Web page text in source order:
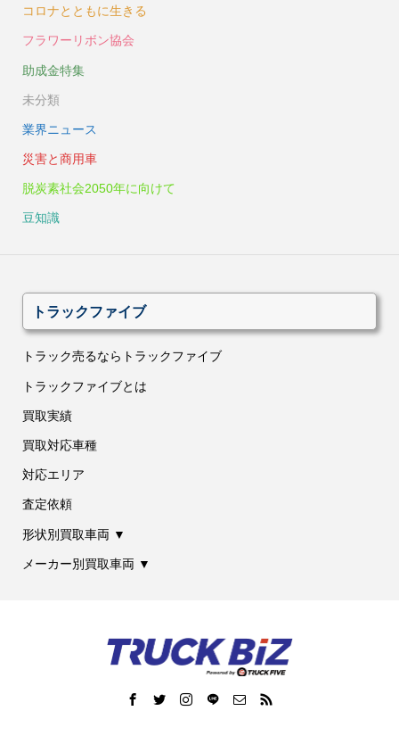
コロナとともに生きる
フラワーリボン協会
助成金特集
未分類
業界ニュース
災害と商用車
脱炭素社会2050年に向けて
豆知識
トラックファイブ
トラック売るならトラックファイブ
トラックファイブとは
買取実績
買取対応車種
対応エリア
査定依頼
形状別買取車両 ▼
メーカー別買取車両 ▼